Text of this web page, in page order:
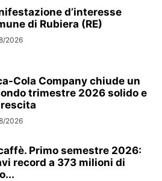
d’interesse
di Rubiera (RE)
2026
Cola Company chiude un
trimestre 2026 solido e
2026
Primo semestre 2026:
record a 373 milioni di